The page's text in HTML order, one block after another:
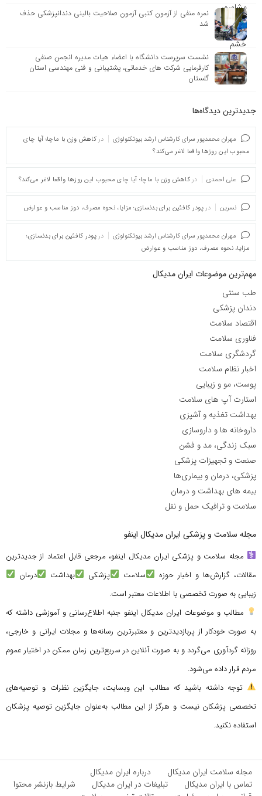
نمره منفی از آزمون کتبی آزمون صلاحیت بالینی دندانپزشکی حذف
شد
نشست سرپرست دانشگاه با اعضاء هیات مدیره انجمن صنفی
کارفرمایی شرکت های خدماتی، پشتیبانی و فنی ‌مهندسی استان
گلستان
جدیدترین دیدگاه‌‌ها
مهران محمدپور سرای کارشناس ارشد بیوتکنولوژی در کاهش وزن با ماچا؛ آیا چای
محبوب این روزها واقعا لاغر می‌کند؟
علی احمدی در کاهش وزن با ماچا؛ آیا چای محبوب این روزها واقعا لاغر می‌کند؟
نسرین در پودر کافئین برای بدنسازی؛ مزایا، نحوه مصرف، دوز مناسب و عوارض
مهران محمدپور سرای کارشناس ارشد بیوتکنولوژی در پودر کافئین برای بدنسازی؛
مزایا، نحوه مصرف، دوز مناسب و عوارض
مهم‌ترین موضوعات ایران مدیکال
طب سنتی
دندان پزشکی
اقتصاد سلامت
فناوری سلامت
گردشگری سلامت
اخبار نظام سلامت
پوست، مو و زیبایی
استارت آپ های سلامت
بهداشت تغذیه و آشپزی
داروخانه ها و داروسازی
سبک زندگی، مد و فشن
صنعت و تجهیزات پزشکی
پزشکی، درمان و بیماری‌ها
بیمه های بهداشت و درمان
سلامت و ترافیک حمل و نقل
مجله سلامت و پزشکی ایران مدیکال اینفو
مجله سلامت و پزشکی ایران مدیکال اینفو، مرجعی قابل اعتماد از جدیدترین
مقالات، گزارش‌ها و اخبار حوزه
سلامت پزشکی بهداشت
درمان
زیبایی به صورت تخصصی با اطلاعات معتبر است.
مطالب و موضوعات ایران مدیکال اینفو جنبه اطلاع‌رسانی و آموزشی داشته که
به صورت خودکار از پربازدیدترین و معتبرترین رسانه‌ها و مجلات ایرانی و خارجی،
روزانه گردآوری می‌گردد و به صورت آنلاین در سریع‌ترین زمان ممکن در اختیار عموم
مردم قرار داده می‌شود.
توجه داشته باشید که مطالب این وبسایت، جایگزین نظرات و توصیه‌های
تخصصی پزشکان نیست و هرگز از این مطالب به‌عنوان جایگزین توصیه پزشکان
استفاده نکنید.
مجله سلامت ایران مدیکال
درباره ایران مدیکال
تماس با ایران مدیکال
تبلیغات در ایران مدیکال
شرایط بازنشر محتوا